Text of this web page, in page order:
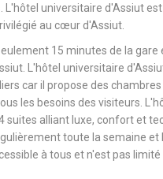
L'hôtel universitaire d'Assiut
au cœur d'Assiut.
15 minutes de la gare
L'hôtel universitaire
car il propose des
les besoins des visiteurs.
suites alliant luxe, confort et
toute la semaine et
à tous et n'est pas limité